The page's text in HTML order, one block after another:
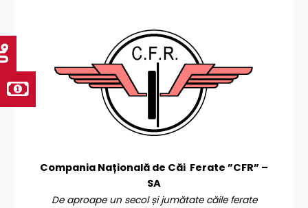
Compania Națională de Căi Ferate ”CFR” –
SA
De aproape un secol și jumătate căile ferate